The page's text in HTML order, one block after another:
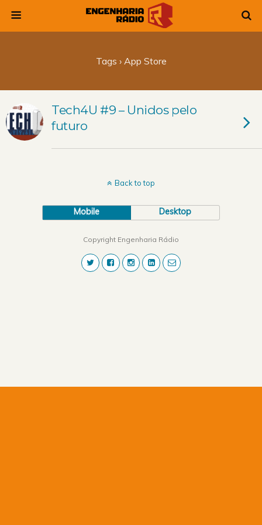
Tags › App Store
Tech4U #9 – Unidos pelo
futuro
Back to top
Mobile Desktop
Copyright Engenharia Rádio